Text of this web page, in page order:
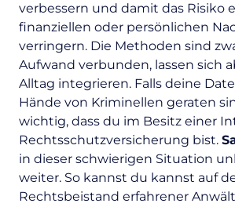
verbessern und damit das Risiko
finanziellen oder persönlichen
verringern. Die Methoden sind
Aufwand verbunden, lassen sich
Alltag integrieren. Falls deine
Hände von Kriminellen geraten
wichtig, dass du im Besitz einer
Rechtsschutzversicherung bist.
in dieser schwierigen Situation
weiter. So kannst du kannst auf
Rechtsbeistand erfahrener